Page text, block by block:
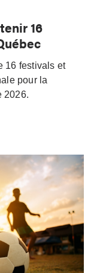
16
16 festivals et
pour la
2026.